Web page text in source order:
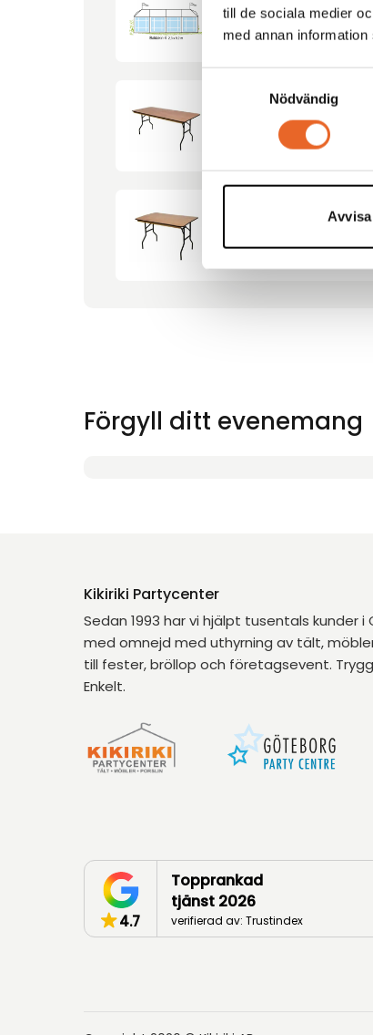
till de sociala medier
med annan
Nödvändig
Avvisa
Tält Baldakin-4
Bord 180x80cm
Förgyll ditt evenemang
Kikiriki Partycenter
Sedan 1993 har vi hjälpt tusentals kunder i
med omnejd med uthyrning av tält,
till fester, bröllop och företagsevent.
Enkelt.
4.7
Topprankad
tjänst 2026
verifierad av: Trustindex